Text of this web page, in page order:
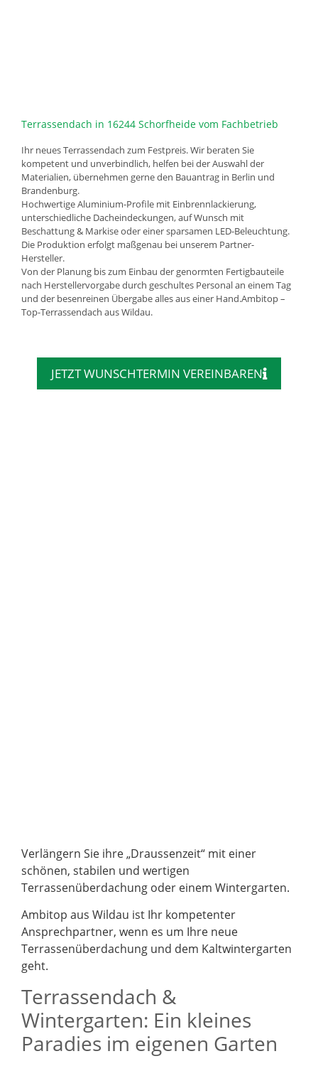
Terrassendach in 16244 Schorfheide vom Fachbetrieb
Ihr neues Terrassendach zum Festpreis. Wir beraten Sie
kompetent und unverbindlich, helfen bei der Auswahl der
Materialien, übernehmen gerne den Bauantrag in Berlin und
Brandenburg.
Hochwertige Aluminium-Profile mit Einbrennlackierung,
unterschiedliche Dacheindeckungen, auf Wunsch mit
Beschattung & Markise oder einer sparsamen LED-Beleuchtung.
Die Produktion erfolgt maßgenau bei unserem Partner-
Hersteller.
Von der Planung bis zum Einbau der genormten Fertigbauteile
nach Herstellervorgabe durch geschultes Personal an einem Tag
und der besenreinen Übergabe alles aus einer Hand.Ambitop –
Top-Terrassendach aus Wildau.
JETZT WUNSCHTERMIN VEREINBAREN
Verlängern Sie ihre „Draussenzeit“ mit einer
schönen, stabilen und wertigen
Terrassenüberdachung oder einem Wintergarten.
Ambitop aus Wildau ist Ihr kompetenter
Ansprechpartner, wenn es um Ihre neue
Terrassenüberdachung und dem Kaltwintergarten
geht.
Terrassendach &
Wintergarten: Ein kleines
Paradies im eigenen Garten